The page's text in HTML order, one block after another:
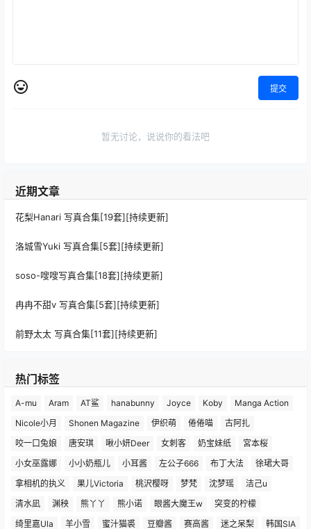
提交
暂无讨论，说说你的看法吧
近期文章
花梨Hanari 写真合集[19套][持续更新]
洛城雪Yuki 写真合集[5套][持续更新]
soso-嗖嗖写真合集[18套][持续更新]
冉冉不甜v 写真合集[5套][持续更新]
前野太太 写真合集[11套][持续更新]
热门标签
A-mu Aram AT鲨 hanabunny Joyce Koby
Manga Action
Nicole小月
Shonen Magazine 伊织萌 倦倦喵
古阿扎
咬一口兔娘
唐安琪 啾小妍Deer 女刺客 奶宝妹纸
宮本桜
小女巫露娜
小小奶瓶儿 小耳酱 左公子666 布丁大法
徐珺大哥
拿相机的执义
果儿Victoria 桃沢樱呀 梦梵 沈梦瑶
洁己u
清水凪
渊秧 熊丫丫 熊小诺 眼酱大魔王w
突变的柠檬
绮里嘉Ula
羊小雪 蜜汁猫裘 豆瓣酱 赛高酱 迷之呆梨 韩国SIA